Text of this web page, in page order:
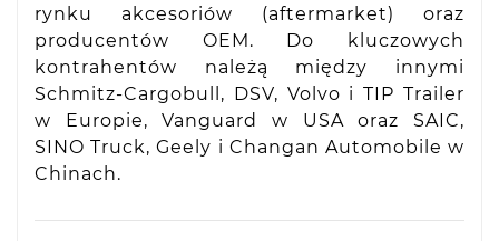
rynku akcesoriów (aftermarket) oraz
producentów OEM. Do kluczowych
kontrahentów należą między innymi
Schmitz-Cargobull, DSV, Volvo i TIP Trailer
w Europie, Vanguard w USA oraz SAIC,
SINO Truck, Geely i Changan Automobile w
Chinach.